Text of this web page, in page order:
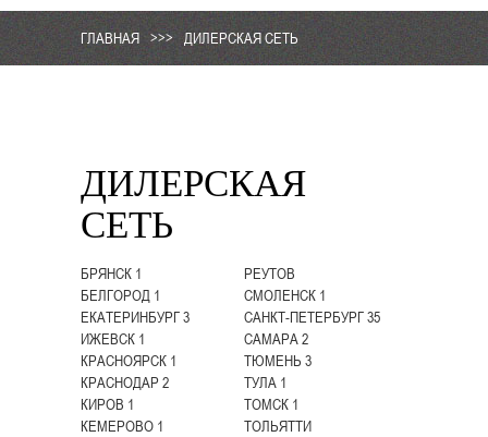
ГЛАВНАЯ >>> ДИЛЕРСКАЯ СЕТЬ
ДИЛЕРСКАЯ
СЕТЬ
БРЯНСК 1
БЕЛГОРОД 1
ЕКАТЕРИНБУРГ 3
ИЖЕВСК 1
КРАСНОЯРСК 1
КРАСНОДАР 2
КИРОВ 1
КЕМЕРОВО 1
РЕУТОВ
СМОЛЕНСК 1
САНКТ-ПЕТЕРБУРГ 35
САМАРА 2
ТЮМЕНЬ 3
ТУЛА 1
ТОМСК 1
ТОЛЬЯТТИ